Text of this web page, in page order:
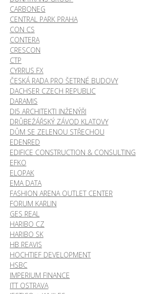
CARBONEG
CENTRAL PARK PRAHA
CON CS
CONTERA
CRESCON
CTP
CYRRUS FX
ČESKÁ RADA PRO ŠETRNÉ BUDOVY
DACHSER CZECH REPUBLIC
DARAMIS
DI5 ARCHITEKTI INŽENÝŘI
DRŮBEŽÁŘSKÝ ZÁVOD KLATOVY
DŮM SE ZELENOU STŘECHOU
EDENRED
EDIFICE CONSTRUCTION & CONSULTING
EFKO
ELOPAK
EMA DATA
FASHION ARENA OUTLET CENTER
FORUM KARLIN
GES REAL
HARIBO CZ
HARIBO SK
HB REAVIS
HOCHTIEF DEVELOPMENT
HSBC
IMPERIUM FINANCE
ITT OSTRAVA